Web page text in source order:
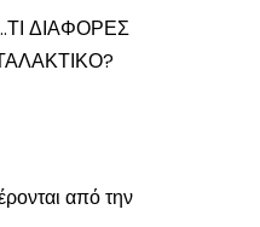
ΔΙΑΦΟΡΕΣ
από την